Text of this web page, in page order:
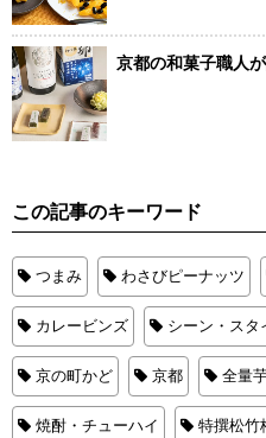
京都の和菓子職人
この記事のキーワード
つまみ わさびピーナッツ
カレービンズ シーン・スタ
京の町かど 京都 全量
焼酎・チューハイ 特撰松竹